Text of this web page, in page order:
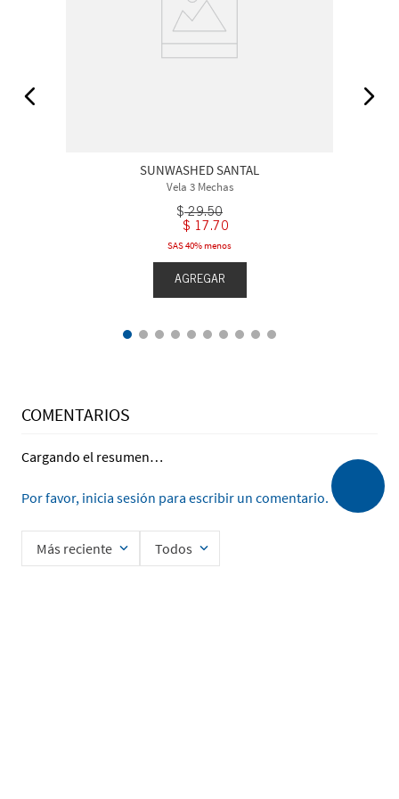
SUNWASHED SANTAL
Vela 3 Mechas
$ 29.50
$ 17.70
SAS 40% menos
AGREGAR
COMENTARIOS
Cargando el resumen…
Por favor, inicia sesión para escribir un comentario.
Más reciente Todos